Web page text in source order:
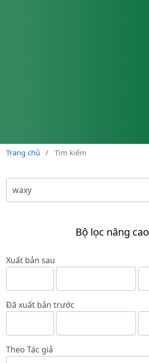
Trang chủ / Tìm kiếm
Bộ lọc nâng cao
Xuất bản sau
Đã xuất bản trước
Theo Tác giả